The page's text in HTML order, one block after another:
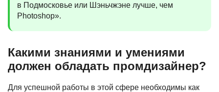
в Подмосковье или Шэньчжэне лучше, чем
Photoshop».
Какими знаниями и умениями
должен обладать промдизайнер?
Для успешной работы в этой сфере необходимы как